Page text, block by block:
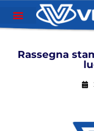
Rassegna